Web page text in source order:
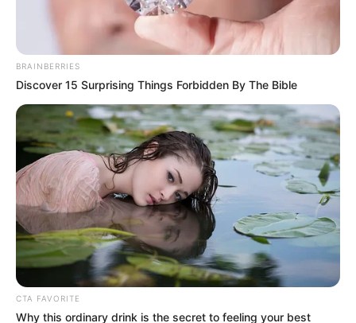
(foto: pexels)
Gerabah merupakan karya seni yang lebih banyak menggunakan
tangan, sebab dalam pembuatannya menggunakan teknik
kerajinan tangan.
Karya seni ini cukup unik dan khas, karena material
BRAINBERRIES
Discover 15 Surprising Things Forbidden By The Bible
CTA FAVORITE
Why this ordinary drink is the secret to feeling your best